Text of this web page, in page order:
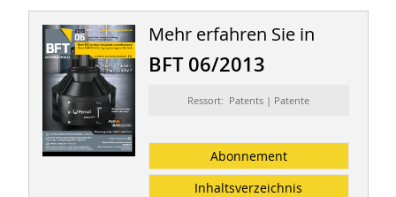
Mehr erfahren Sie in
BFT 06/2013
Ressort: Patents | Patente
Abonnement
Inhaltsverzeichnis